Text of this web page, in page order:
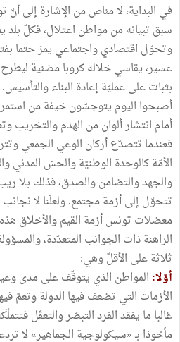
في البداية، لا مناص من الإشارة إلى
سبق تبيانه من مواطن اعتلال، فكلّ
وتحوّل اقتصادي واجتماعي يمرّ حتما
عسير، يقاسي خلاله كروبا مضنية
بثبات على عمليّة إعادة البناء
أصبحوا اليوم يتوجسّون خيفة من
أمام انتشار ألوان من الهدم والتخريب
فعندما تتصدّع أركان الوعي الجمعي
الأمّة كالوحدة الوطنيّة والحسّ المدني
والجهد والتضامن والصدق، فذلك بلا
تتحوّل إلى أزمة مجتمع. ولعلّنا لا
معضلات تونس أزمة القيم والأخلاق
الراهنة ذات الجوانب المتعدّدة،
ثلاثة على الأقلّ وهي:
أوّلا: المواطن الذي يتوقّف على مدى
الأزمات التي تضعف فيها الدولة وتعمّ
غالبا ما يفقد الفرد التبصّر والتعقّل
مأخوذا بـ «سيكولوجية الجماهير» لا